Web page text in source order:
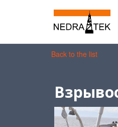
Back to the list